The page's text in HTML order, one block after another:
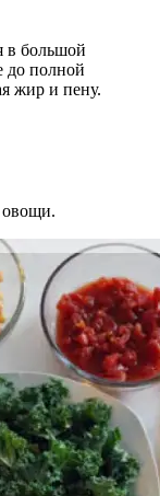
в большой
до полной
жир и пену.
овощи.